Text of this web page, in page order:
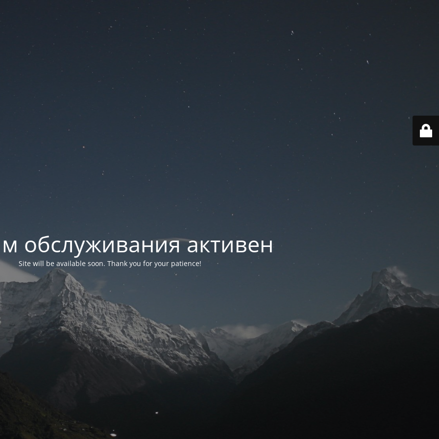
обслуживания активен
Site will be available soon. Thank you for your patience!